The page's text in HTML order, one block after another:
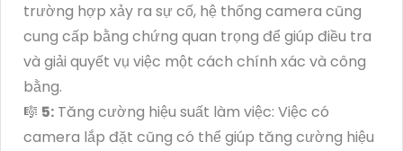
trường hợp xảy ra sự cố, hệ thống camera cũng
cung cấp bằng chứng quan trọng để giúp điều tra
và giải quyết vụ việc một cách chính xác và công
bằng.
🎼️ 5: Tăng cường hiệu suất làm việc: Việc có
camera lắp đặt cũng có thể giúp tăng cường hiệu